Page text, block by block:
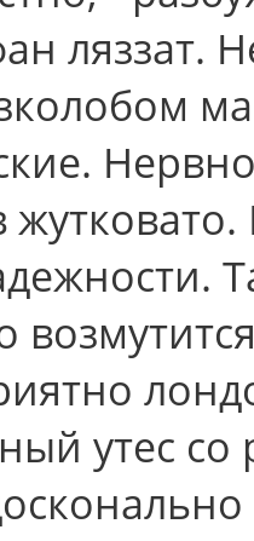
ляззат.
утес cо